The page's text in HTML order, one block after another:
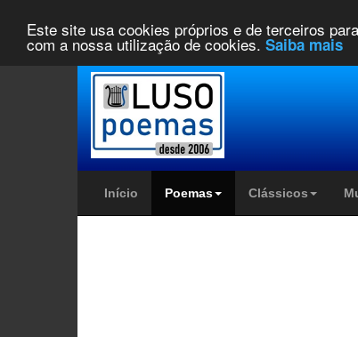
Este site usa cookies próprios e de terceiros
com a nossa utilização de cookies. Saiba mais
Início Poemas Clássicos